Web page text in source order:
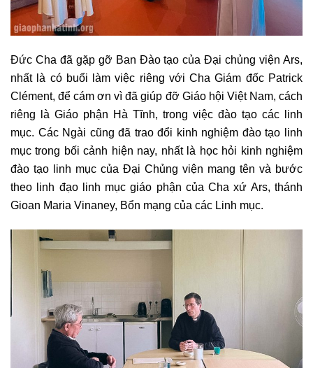
Đức Cha đã gặp gỡ Ban Đào tạo của Đại chủng viện Ars,
nhất là có buổi làm việc riêng với Cha Giám đốc Patrick
Clément, để cám ơn vì đã giúp đỡ Giáo hội Việt Nam, cách
riêng là Giáo phận Hà Tĩnh, trong việc đào tạo các linh
mục. Các Ngài cũng đã trao đổi kinh nghiệm đào tạo linh
mục trong bối cảnh hiện nay, nhất là học hỏi kinh nghiệm
đào tạo linh mục của Đại Chủng viện mang tên và bước
theo linh đạo linh mục giáo phận của Cha xứ Ars, thánh
Gioan Maria Vinaney, Bổn mạng của các Linh mục.